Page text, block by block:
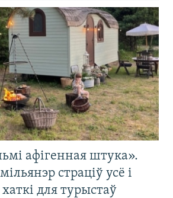
афігенная штука».
страціў усё і
для турыстаў